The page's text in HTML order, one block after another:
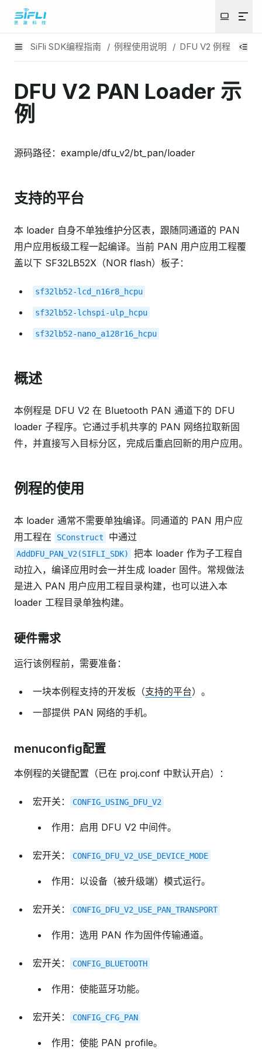
SiFli SDK编程指南 / 例程使用说明 / DFU V2 例程
DFU V2 PAN Loader 示
例
源码路径：example/dfu_v2/bt_pan/loader
支持的平台
本 loader 自身不单独维护分区表，跟随同通道的 PAN
用户应用板级工程一起编译。当前 PAN 用户应用工程覆
盖以下 SF32LB52X（NOR flash）板子：
sf32lb52-lcd_n16r8_hcpu
sf32lb52-lchspi-ulp_hcpu
sf32lb52-nano_a128r16_hcpu
概述
本例程是 DFU V2 在 Bluetooth PAN 通道下的 DFU
loader 子程序。它通过手机共享的 PAN 网络拉取新固
件，并直接写入目标分区，完成后重启回新的用户应用。
例程的使用
本 loader 通常不需要单独编译。同通道的 PAN 用户应
用工程在
SConstruct 中通过
AddDFU_PAN_V2(SIFLI_SDK)
把本 loader 作为子工程自
动拉入，编译应用时会一并生成 loader 固件。常规做法
是进入 PAN 用户应用工程目录构建，也可以进入本
loader 工程目录单独构建。
硬件需求
运行该例程前，需要准备：
一块本例程支持的开发板（支持的平台）。
一部提供 PAN 网络的手机。
menuconfig配置
本例程的关键配置（已在 proj.conf 中默认开启）：
宏开关： CONFIG_USING_DFU_V2
作用：启用 DFU V2 中间件。
宏开关： CONFIG_DFU_V2_USE_DEVICE_MODE
作用：以设备（被升级端）模式运行。
宏开关： CONFIG_DFU_V2_USE_PAN_TRANSPORT
作用：选用 PAN 作为固件传输通道。
宏开关： CONFIG_BLUETOOTH
作用：使能蓝牙功能。
宏开关： CONFIG_CFG_PAN
作用：使能 PAN profile。